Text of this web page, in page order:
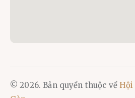
© 2026. Bản quyền thuộc vềHội